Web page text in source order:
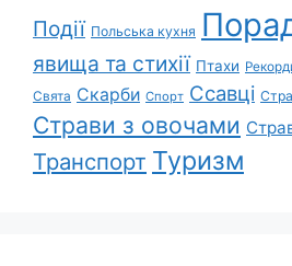
Події Польська кухня
явища та стихії Птахи
Свята Скарби Спорт Ссавці
Страви з овочами
Транспорт Туризм